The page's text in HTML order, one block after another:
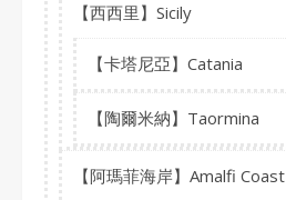
【西西里】Sicily
【卡塔尼亞】Catania
【陶爾米納】Taormina
【阿瑪菲海岸】Amalfi Coast